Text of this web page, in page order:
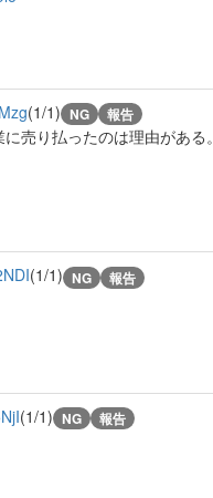
(1/1) NG 報告
売り払ったのは理由がある。
(1/1) NG 報告
(1/1) NG 報告